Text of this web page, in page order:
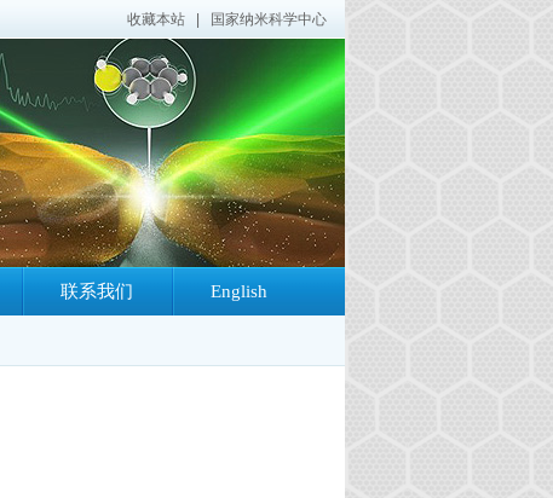
收藏本站 国家纳米科学中心
联系我们 English